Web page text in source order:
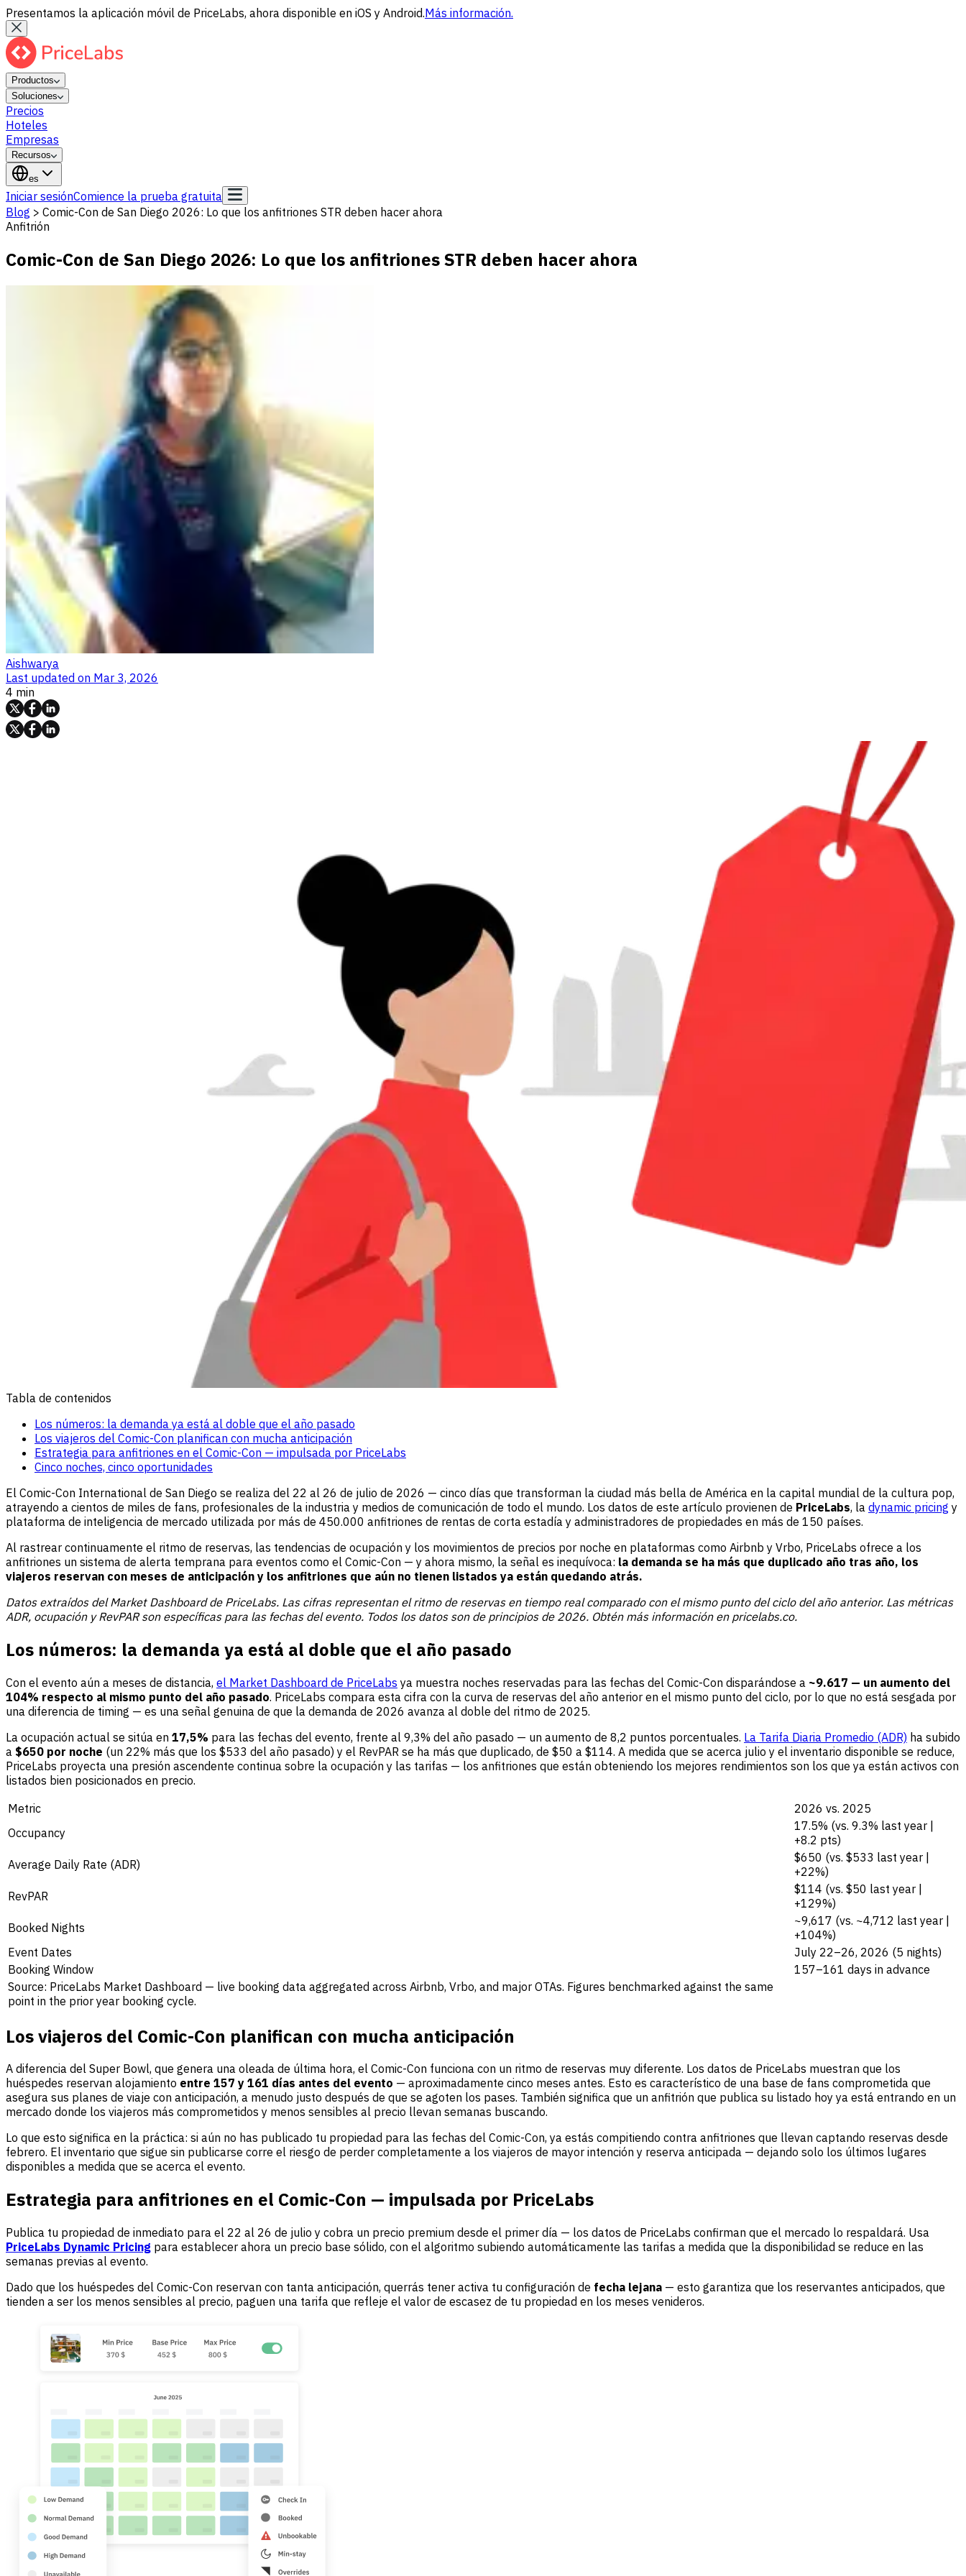
Presentamos la aplicación móvil de PriceLabs, ahora disponible en iOS y Android.Más información.
Productos
Soluciones
Precios
Hoteles
Empresas
Recursos
es
Iniciar sesiónComience la prueba gratuita
Blog > Comic-Con de San Diego 2026: Lo que los anfitriones STR deben hacer ahora
Anfitrión
Comic-Con de San Diego 2026: Lo que los anfitriones STR deben hacer ahora
Aishwarya
Last updated on Mar 3, 2026
4 min
Tabla de contenidos
Los números: la demanda ya está al doble que el año pasado
Los viajeros del Comic-Con planifican con mucha anticipación
Estrategia para anfitriones en el Comic-Con — impulsada por PriceLabs
Cinco noches, cinco oportunidades
El Comic-Con International de San Diego se realiza del 22 al 26 de julio de 2026 — cinco días que transforman la ciudad más bella de América en la capital mundial de la cultura pop,
atrayendo a cientos de miles de fans, profesionales de la industria y medios de comunicación de todo el mundo. Los datos de este artículo provienen de PriceLabs, la dynamic pricing y
plataforma de inteligencia de mercado utilizada por más de 450.000 anfitriones de rentas de corta estadía y administradores de propiedades en más de 150 países.
Al rastrear continuamente el ritmo de reservas, las tendencias de ocupación y los movimientos de precios por noche en plataformas como Airbnb y Vrbo, PriceLabs ofrece a los
anfitriones un sistema de alerta temprana para eventos como el Comic-Con — y ahora mismo, la señal es inequívoca: la demanda se ha más que duplicado año tras año, los
viajeros reservan con meses de anticipación y los anfitriones que aún no tienen listados ya están quedando atrás.
Datos extraídos del Market Dashboard de PriceLabs. Las cifras representan el ritmo de reservas en tiempo real comparado con el mismo punto del ciclo del año anterior. Las métricas
ADR, ocupación y RevPAR son específicas para las fechas del evento. Todos los datos son de principios de 2026. Obtén más información en pricelabs.co.
Los números: la demanda ya está al doble que el año pasado
Con el evento aún a meses de distancia, el Market Dashboard de PriceLabs ya muestra noches reservadas para las fechas del Comic-Con disparándose a ~9.617 — un aumento del
104% respecto al mismo punto del año pasado. PriceLabs compara esta cifra con la curva de reservas del año anterior en el mismo punto del ciclo, por lo que no está sesgada por
una diferencia de timing — es una señal genuina de que la demanda de 2026 avanza al doble del ritmo de 2025.
La ocupación actual se sitúa en 17,5% para las fechas del evento, frente al 9,3% del año pasado — un aumento de 8,2 puntos porcentuales. La Tarifa Diaria Promedio (ADR) ha subido
a $650 por noche (un 22% más que los $533 del año pasado) y el RevPAR se ha más que duplicado, de $50 a $114. A medida que se acerca julio y el inventario disponible se reduce,
PriceLabs proyecta una presión ascendente continua sobre la ocupación y las tarifas — los anfitriones que están obteniendo los mejores rendimientos son los que ya están activos con
listados bien posicionados en precio.
Metric
2026 vs. 2025
Occupancy
17.5% (vs. 9.3% last year |
+8.2 pts)
Average Daily Rate (ADR)
$650 (vs. $533 last year |
+22%)
RevPAR
$114 (vs. $50 last year |
+129%)
Booked Nights
~9,617 (vs. ~4,712 last year |
+104%)
Event Dates
July 22–26, 2026 (5 nights)
Booking Window
157–161 days in advance
Source: PriceLabs Market Dashboard — live booking data aggregated across Airbnb, Vrbo, and major OTAs. Figures benchmarked against the same
point in the prior year booking cycle.
Los viajeros del Comic-Con planifican con mucha anticipación
A diferencia del Super Bowl, que genera una oleada de última hora, el Comic-Con funciona con un ritmo de reservas muy diferente. Los datos de PriceLabs muestran que los
huéspedes reservan alojamiento entre 157 y 161 días antes del evento — aproximadamente cinco meses antes. Esto es característico de una base de fans comprometida que
asegura sus planes de viaje con anticipación, a menudo justo después de que se agoten los pases. También significa que un anfitrión que publica su listado hoy ya está entrando en un
mercado donde los viajeros más comprometidos y menos sensibles al precio llevan semanas buscando.
Lo que esto significa en la práctica: si aún no has publicado tu propiedad para las fechas del Comic-Con, ya estás compitiendo contra anfitriones que llevan captando reservas desde
febrero. El inventario que sigue sin publicarse corre el riesgo de perder completamente a los viajeros de mayor intención y reserva anticipada — dejando solo los últimos lugares
disponibles a medida que se acerca el evento.
Estrategia para anfitriones en el Comic-Con — impulsada por PriceLabs
Publica tu propiedad de inmediato para el 22 al 26 de julio y cobra un precio premium desde el primer día — los datos de PriceLabs confirman que el mercado lo respaldará. Usa
PriceLabs Dynamic Pricing para establecer ahora un precio base sólido, con el algoritmo subiendo automáticamente las tarifas a medida que la disponibilidad se reduce en las
semanas previas al evento.
Dado que los huéspedes del Comic-Con reservan con tanta anticipación, querrás tener activa tu configuración de fecha lejana — esto garantiza que los reservantes anticipados, que
tienden a ser los menos sensibles al precio, paguen una tarifa que refleje el valor de escasez de tu propiedad en los meses venideros.